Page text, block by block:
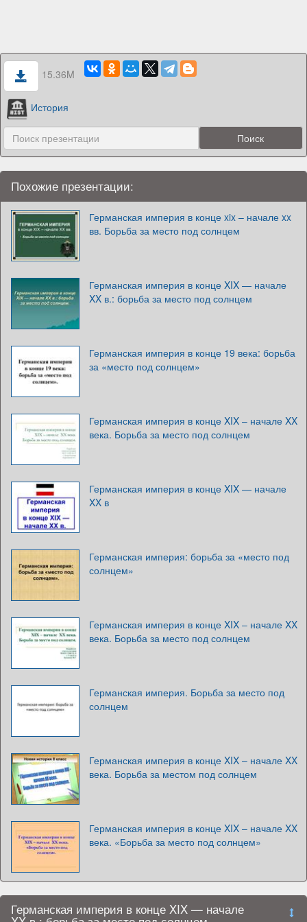
15.36M
История
Похожие презентации:
Германская империя в конце xix – начале xx
вв. Борьба за место под солнцем
Германская империя в конце XIX — начале
XX в.: борьба за место под солнцем
Германская империя в конце 19 века: борьба
за «место под солнцем»
Германская империя в конце XIX – начале XX
века. Борьба за место под солнцем
Германская империя в конце XIX — начале
XX в
Германская империя: борьба за «место под
солнцем»
Германская империя в конце XIX – начале XX
века. Борьба за место под солнцем
Германская империя. Борьба за место под
солнцем
Германская империя в конце XIX – начале XX
века. Борьба за местом под солнцем
Германская империя в конце XIX – начале XX
века. «Борьба за место под солнцем»
Германская империя в конце XIX — начале